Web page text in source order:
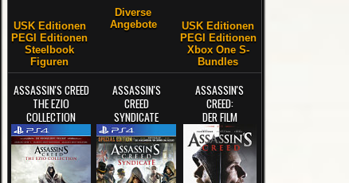
USK Editionen
PEGI Editionen
Steelbook
Figuren
Diverse
Angebote
USK Editionen
PEGI Editionen
Xbox One S-
Bundles
ASSASSIN'S CREED
THE EZIO
COLLECTION
ASSASSIN'S
CREED
SYNDICATE
ASSASSIN'S
CREED:
DER FILM